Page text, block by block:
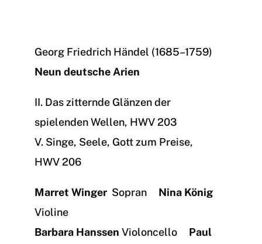
Georg Friedrich Händel (1685–1759)
Neun deutsche Arien
II. Das zitternde Glänzen der
spielenden Wellen, HWV 203
V. Singe, Seele, Gott zum Preise,
HWV 206
Marret Winger Sopran Nina König
Violine
Barbara Hanssen Violoncello Paul